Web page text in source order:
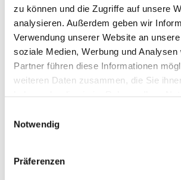
zu können und die Zugriffe auf unsere
analysieren. Außerdem geben wir
Verwendung unserer Website an
soziale Medien, Werbung und Analysen
Partner führen diese Informationen
weiteren Daten zusammen, die Sie
Notwendig
Präferenzen
Dies könnte Sie